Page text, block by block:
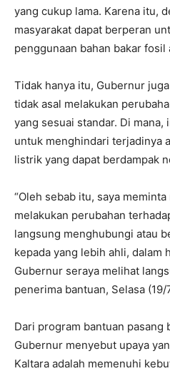
yang cukup lama. Karena itu,
masyarakat dapat berperan
penggunaan bahan bakar
Tidak hanya itu, Gubernur
tidak asal melakukan
yang sesuai standar. Di
untuk menghindari terjadinya
listrik yang dapat berdampak
“Oleh sebab itu, saya
melakukan perubahan
langsung menghubungi atau
kepada yang lebih ahli, dalam
Gubernur seraya melihat
penerima bantuan, Selasa (19/
Dari program bantuan pasang
Gubernur menyebut upaya
Kaltara adalah memenuhi